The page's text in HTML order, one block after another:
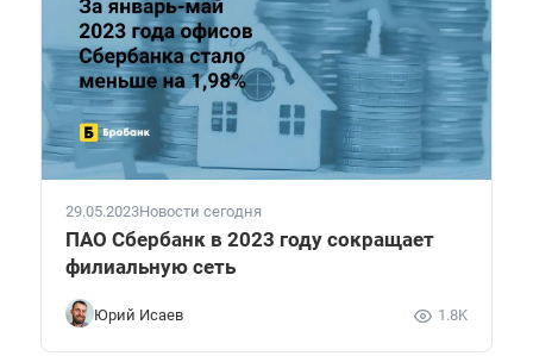
29.05.2023Новости сегодня
ПАО Сбербанк в 2023 году сокращает
филиальную сеть
Юрий Исаев 1.8K